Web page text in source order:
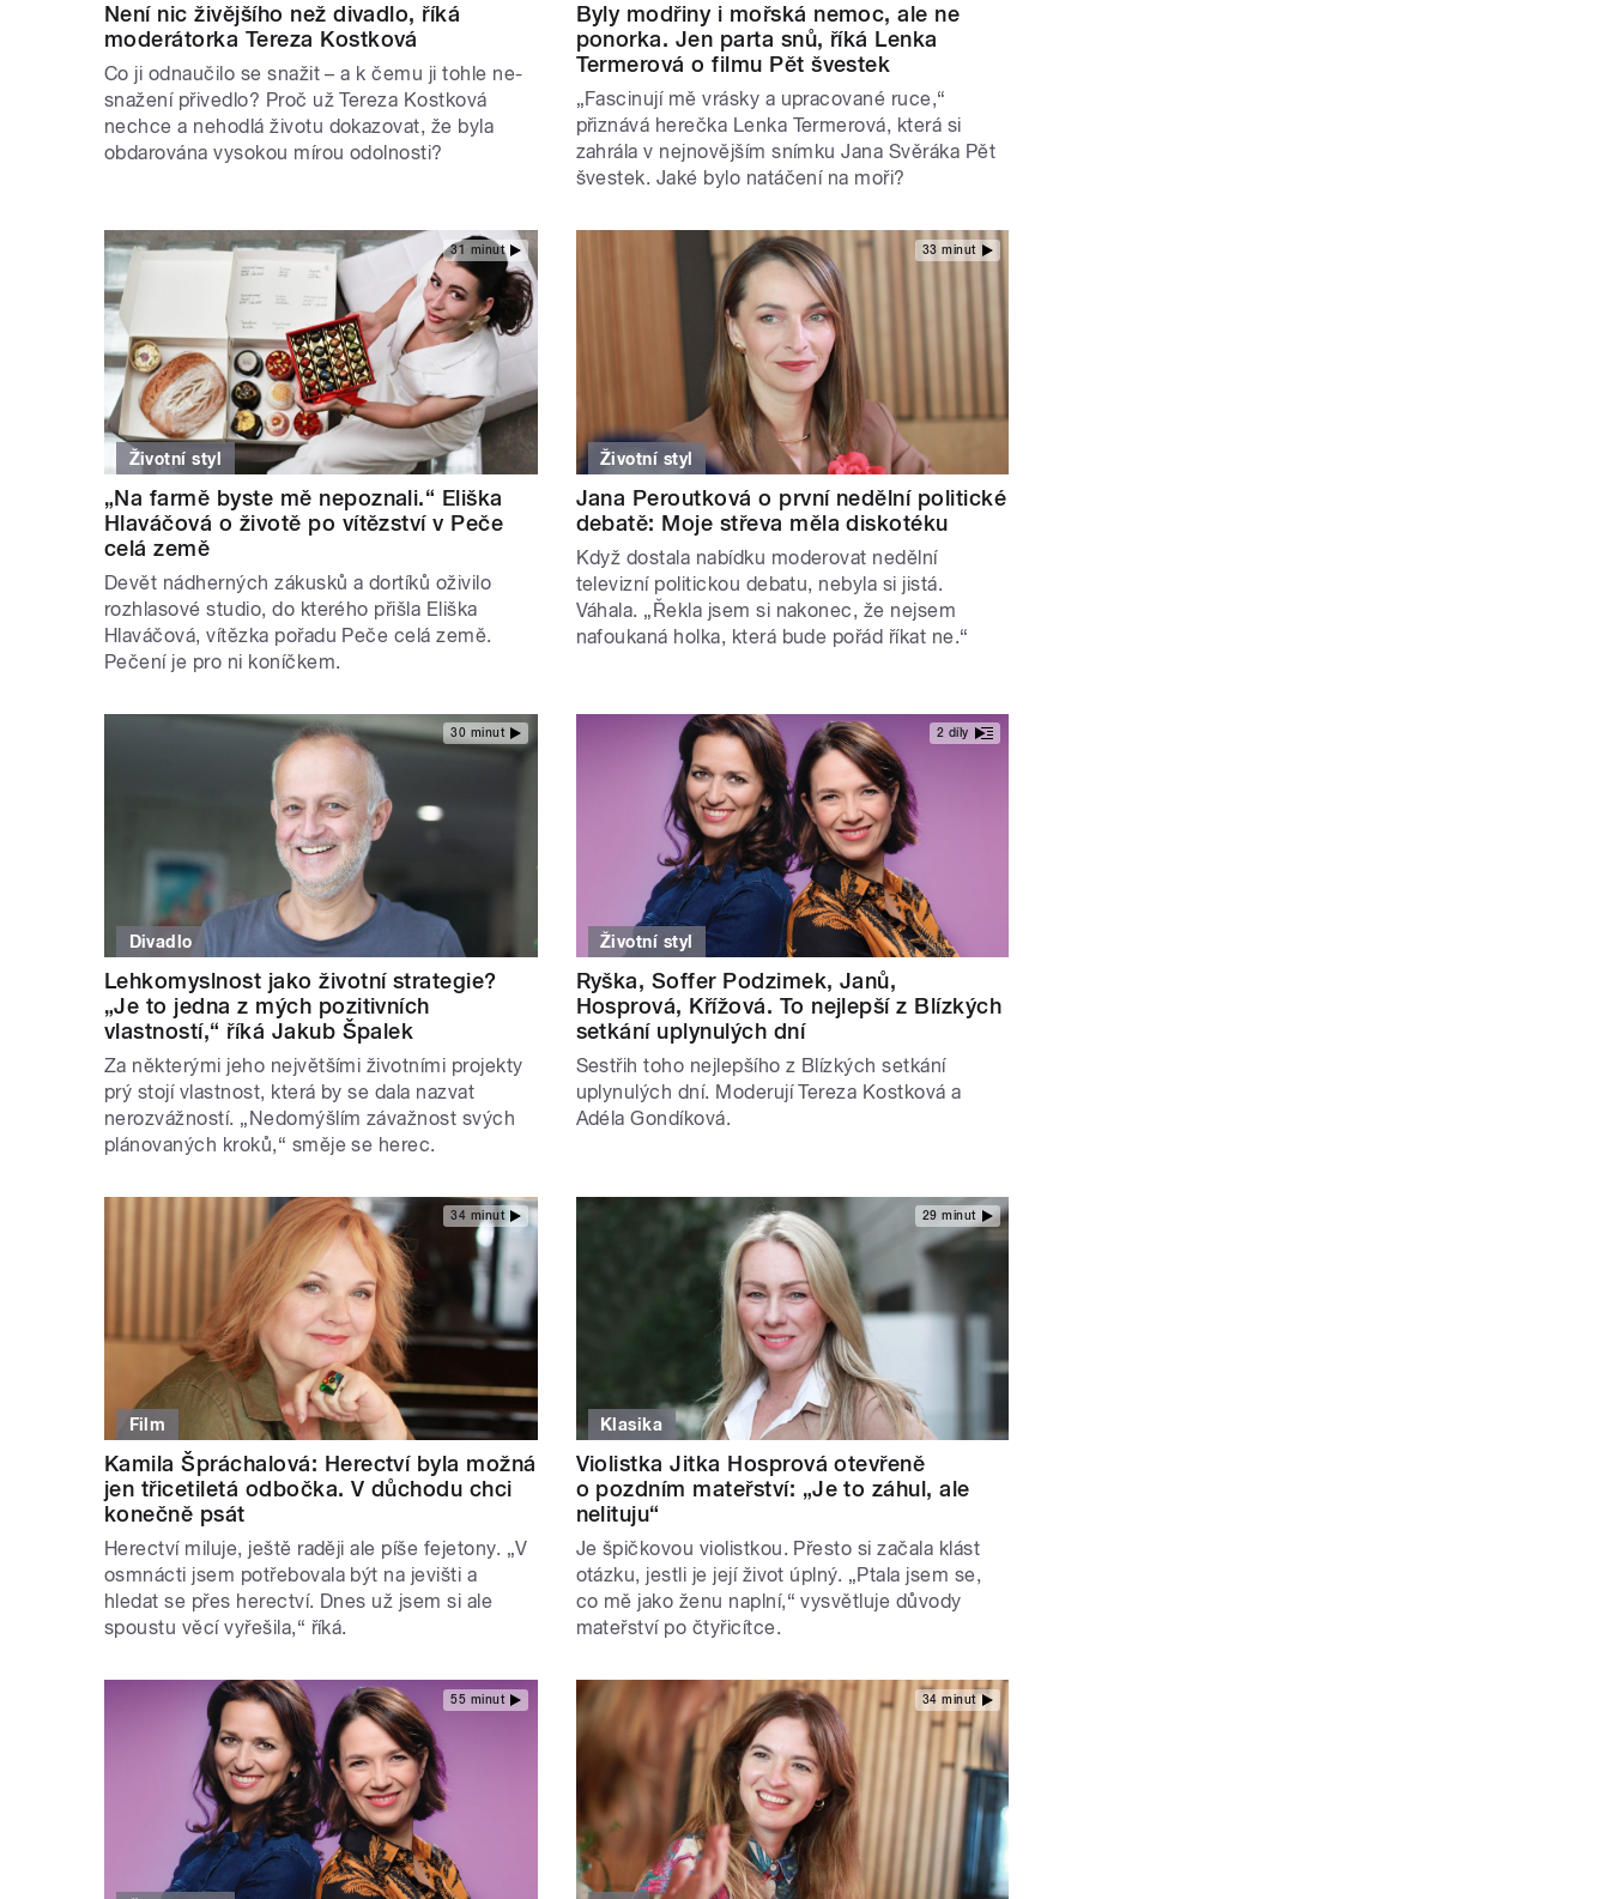
Není nic živějšího než divadlo, říká
moderátorka Tereza Kostková
Co ji odnaučilo se snažit – a k čemu ji tohle ne-
snažení přivedlo? Proč už Tereza Kostková
nechce a nehodlá životu dokazovat, že byla
obdarována vysokou mírou odolnosti?
Byly modřiny i mořská nemoc, ale ne
ponorka. Jen parta snů, říká Lenka
Termerová o filmu Pět švestek
„Fascinují mě vrásky a upracované ruce,“
přiznává herečka Lenka Termerová, která si
zahrála v nejnovějším snímku Jana Svěráka Pět
švestek. Jaké bylo natáčení na moři?
31 minut
Životní styl
„Na farmě byste mě nepoznali.“ Eliška
Hlaváčová o životě po vítězství v Peče
celá země
Devět nádherných zákusků a dortíků oživilo
rozhlasové studio, do kterého přišla Eliška
Hlaváčová, vítězka pořadu Peče celá země.
Pečení je pro ni koníčkem.
33 minut
Životní styl
Jana Peroutková o první nedělní politické
debatě: Moje střeva měla diskotéku
Když dostala nabídku moderovat nedělní
televizní politickou debatu, nebyla si jistá.
Váhala. „Řekla jsem si nakonec, že nejsem
nafoukaná holka, která bude pořád říkat ne.“
30 minut
Divadlo
Lehkomyslnost jako životní strategie?
„Je to jedna z mých pozitivních
vlastností,“ říká Jakub Špalek
Za některými jeho největšími životními projekty
prý stojí vlastnost, která by se dala nazvat
nerozvážností. „Nedomýšlím závažnost svých
plánovaných kroků,“ směje se herec.
2 díly
Životní styl
Ryška, Soffer Podzimek, Janů,
Hosprová, Křížová. To nejlepší z Blízkých
setkání uplynulých dní
Sestřih toho nejlepšího z Blízkých setkání
uplynulých dní. Moderují Tereza Kostková a
Adéla Gondíková.
34 minut
Film
Kamila Špráchalová: Herectví byla možná
jen třicetiletá odbočka. V důchodu chci
konečně psát
Herectví miluje, ještě raději ale píše fejetony. „V
osmnácti jsem potřebovala být na jevišti a
hledat se přes herectví. Dnes už jsem si ale
spoustu věcí vyřešila,“ říká.
29 minut
Klasika
Violistka Jitka Hosprová otevřeně
o pozdním mateřství: „Je to záhul, ale
nelituju“
Je špičkovou violistkou. Přesto si začala klást
otázku, jestli je její život úplný. „Ptala jsem se,
co mě jako ženu naplní,“ vysvětluje důvody
mateřství po čtyřicítce.
55 minut 34 minut